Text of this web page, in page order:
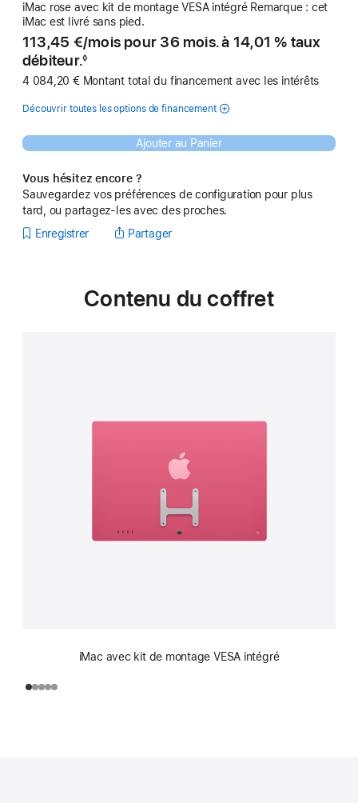
iMac rose avec kit de montage VESA intégré Remarque : cet
iMac est livré sans pied.
113,45 €/par
mois pour 36 mois. à 14,01 % taux
débiteur.
de
page
◊
4 084,20 € Montant total du financement avec les intérêts
Découvrir toutes les options de financement
Ajouter au Panier
Vous hésitez encore ?
Sauvegardez vos préférences de configuration pour plus
tard, ou partagez-les avec des proches.
Enregistrer
Partager
Contenu du coffret
iMac avec kit de montage VESA intégré